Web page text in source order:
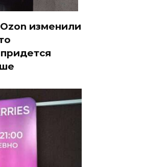
изменили